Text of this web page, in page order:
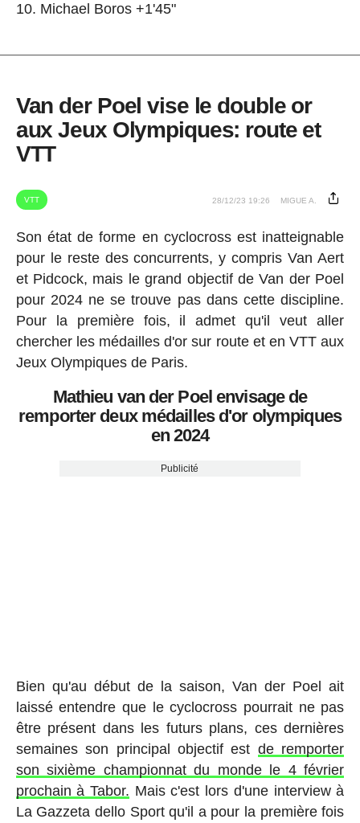
Michael Boros +1'45"
Van der Poel vise le double or
aux Jeux Olympiques: route et
VTT
VTT 28/12/23 19:26 MIGUE A.
Son état de forme en cyclocross est inatteignable
pour le reste des concurrents, y compris Van Aert
et Pidcock, mais le grand objectif de Van der Poel
pour 2024 ne se trouve pas dans cette discipline.
Pour la première fois, il admet qu'il veut aller
chercher les médailles d'or sur route et en VTT aux
Jeux Olympiques de Paris.
Mathieu van der Poel envisage de
remporter deux médailles d'or olympiques
en 2024
Publicité
Bien qu'au début de la saison, Van der Poel ait
laissé entendre que le cyclocross pourrait ne pas
être présent dans les futurs plans, ces dernières
semaines son principal objectif est de remporter
son sixième championnat du monde le 4 février
prochain à Tabor. Mais c'est lors d'une interview à
La Gazzeta dello Sport qu'il a pour la première fois